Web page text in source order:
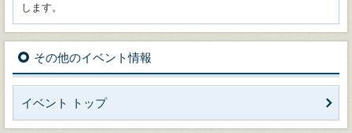
します。
その他のイベント情報
イベント トップ